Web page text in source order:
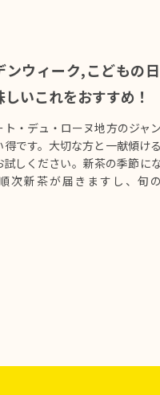
ンウィーク,こどもの
しいこれをおすすめ！
ト・デュ・ローヌ地方のジャ
得です。大切な方と一献傾け
試しください。新茶の季節に
次新茶が届きますし、旬